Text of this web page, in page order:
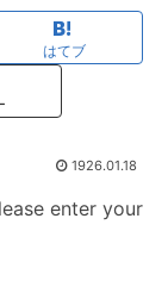
はてブ
1926.01.18
enter your